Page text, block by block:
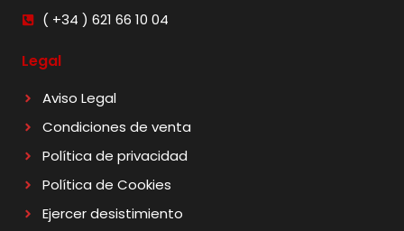
( +34 ) 621 66 10 04
Legal
Aviso Legal
Condiciones de venta
Política de privacidad
Política de Cookies
Ejercer desistimiento